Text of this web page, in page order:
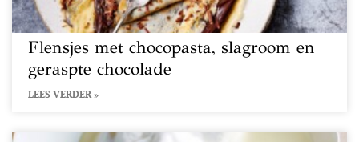
Flensjes met chocopasta, slagroom en
geraspte chocolade
LEES VERDER »